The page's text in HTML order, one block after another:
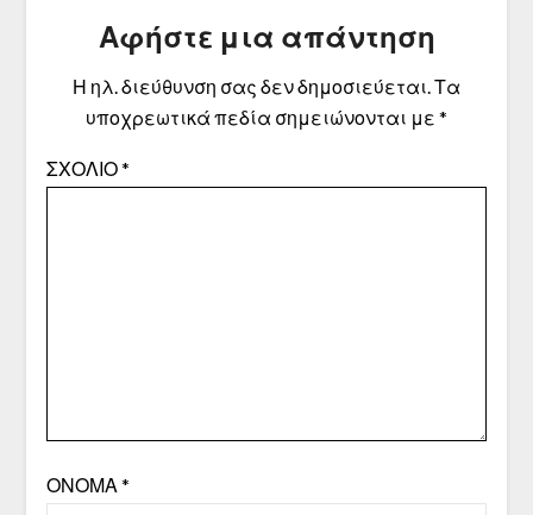
Αφήστε μια απάντηση
Η ηλ. διεύθυνση σας δεν δημοσιεύεται.Τα
υποχρεωτικά πεδία σημειώνονται με *
ΣΧΌΛΙΟ*
ΌΝΟΜΑ *